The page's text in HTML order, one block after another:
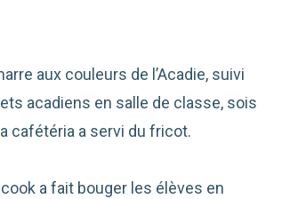
aux couleurs de l’Acadie, suivi
acadiens en salle de classe, sois
cafétéria a servi du fricot.
a fait bouger les élèves en